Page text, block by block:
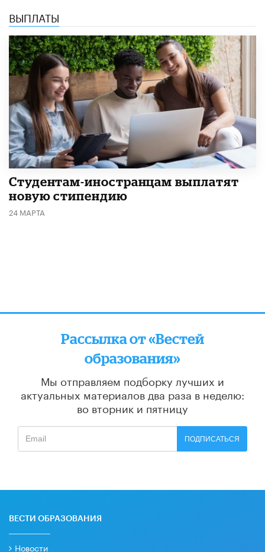
ВЫПЛАТЫ
Студентам-иностранцам выплатят
новую стипендию
24 МАРТА
Рассылка от «Вестей
образования»
Мы отправляем подборку лучших и
актуальных материалов два раза в неделю:
во вторник и пятницу
ПОДПИСАТЬСЯ
ВЕСТИ ОБРАЗОВАНИЯ
Новости